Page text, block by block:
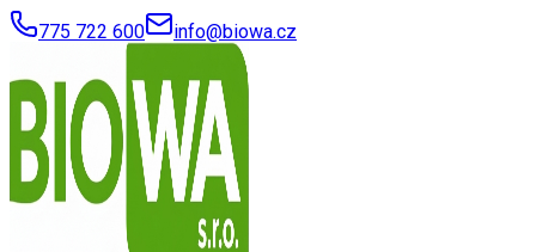
775 722 600 info@biowa.cz